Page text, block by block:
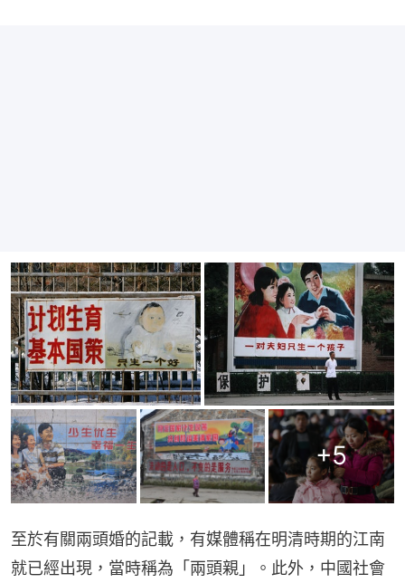
+5
至於有關兩頭婚的記載，有媒體稱在明清時期的江南
就已經出現，當時稱為「兩頭親」。此外，中國社會